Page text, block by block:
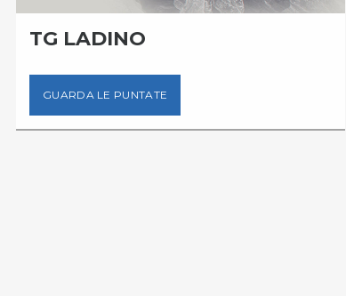
TG LADINO
GUARDA LE PUNTATE